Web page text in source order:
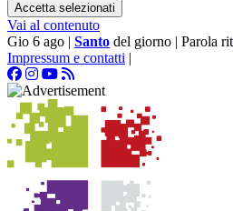
Accetta selezionati
Vai al contenuto
Gio 6 ago | Santo del giorno | Parola
Impressum e contatti |